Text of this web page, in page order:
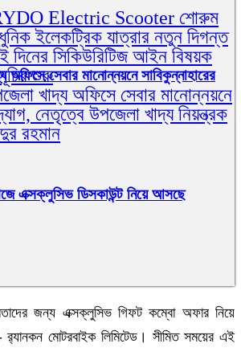
RYDO Electric Scooter শোরুম
ইলেকট্রিক যাত্রার নতুন দিগন্ত
দিনের সিকিউরিটিজ আইন বিষয়ক
শুরু
খাদ্য অফিসে সেবার মানোন্নয়নে
নেতৃত্বে উপজেলা খাদ্য নিয়ন্ত্রক
রহমান
অফিসে সেবার মানোন্নয়নে সাবিকুন্নাহারের
এক্সক্লুসিভ ডিসকাউন্ট নিয়ে আসছে
জন্য এক্সক্লুসিভ গিফট কম্বো অফার নিয়ে
মোটরবাইক লিমিটেড। সীমিত সময়ের এই